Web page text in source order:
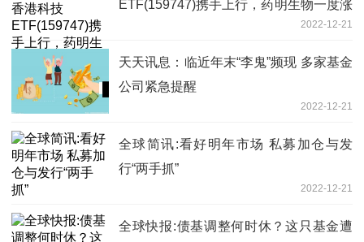
ETF(159747)携手上行，药明生物一度涨
2022-12-21
天天讯息：临近年末“李鬼”频现 多家基金
公司紧急提醒
2022-12-21
全球简讯:看好明年市场 私募加仓与发
行“两手抓”
2022-12-21
全球快报:债基调整何时休？这只基金遭